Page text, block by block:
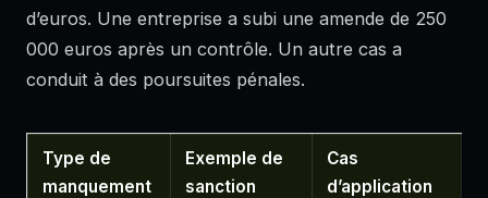
d’euros. Une entreprise a subi une amende de 250
000 euros après un contrôle. Un autre cas a
conduit à des poursuites pénales.
Type de
manquement
Exemple de
sanction
Cas
d’application